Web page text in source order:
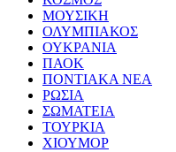
ΜΟΥΣΙΚΗ
ΟΛΥΜΠΙΑΚΟΣ
ΟΥΚΡΑΝΙΑ
ΠΑΟΚ
ΠΟΝΤΙΑΚΑ ΝΕΑ
ΡΩΣΙΑ
ΣΩΜΑΤΕΙΑ
ΤΟΥΡΚΙΑ
ΧΙΟΥΜΟΡ